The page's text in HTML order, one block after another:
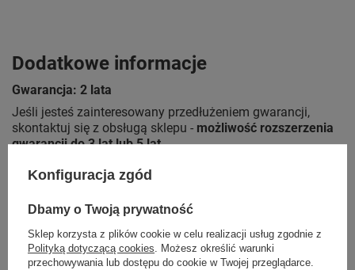
Dodatkowe informacje
Gwarancja: 2 lata
Jeśli jesteś zainteresowany przedłużeniem gwarancji,
skontaktuj się z obsługą sklepu - możliwość rozszerzenia
gwarancji do 3 lat lub 5 lat.
Właściwości Fizyczne
Wymiary podstawki:24 x 12 x 12 cm
Waga:
300 g
Interfejsy:USB.
Dane techniczne
Konfiguracja zgód
Dbamy o Twoją prywatność
Sklep korzysta z plików cookie w celu realizacji usług zgodnie z
Polityką dotyczącą cookies. Możesz określić warunki
przechowywania lub dostępu do cookie w Twojej przeglądarce.